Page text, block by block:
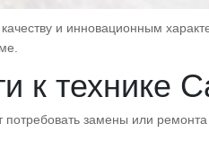
и инновационным
к технике
потребовать замены или